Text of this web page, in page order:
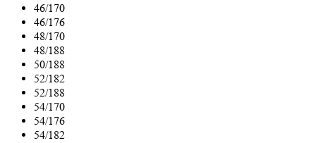
46/170
46/176
48/170
48/188
50/188
52/182
52/188
54/170
54/176
54/182